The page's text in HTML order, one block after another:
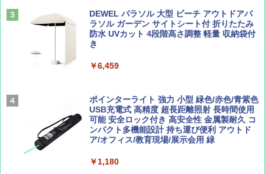
山と溪谷 2026年8月号「南アルプス大全」
￥1,540
￥1,540
AIRLINE（エアライン）2026年9月号【特
僕が見た未来【完全版】
￥0
球の歩き方A ヨーロッパ
￥2,479
A26 地球の歩き方 チェコ ポーランド スロヴ
￥4,980
テント ワンタッチ RENEW 幅200 2-3人用 43
￥5,999
[キャンパーズコレクション 山善] 傘みたいに
広げるだけ パッとサッとテント ブラックコ
簡単設置 ポップアップテント エクルベージ
DEWEL パラソル 大型 ビーチ アウトドアパ
ラソル ガーデン サイトシート付 折りたたみ
防水 UVカット 4段階高さ調整 軽量 収納袋付
き
￥6,459
ポインターライト 強力 小型 緑色/赤色/青紫色
USB充電式 高精度 超長距離照射 長時間使用
可能 安全ロック付き 高安全性 金属製耐久 コ
ンパクト多機能設計 持ち運び便利 アウトド
ア/オフィス/教育現場/展示会用 緑
￥1,180